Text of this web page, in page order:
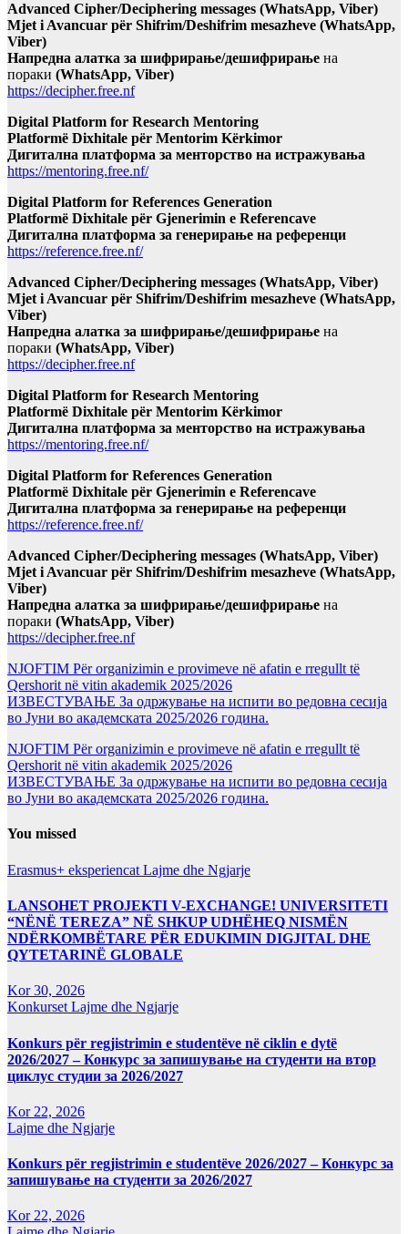
Advanced Cipher/Deciphering messages (WhatsApp, Viber)
Mjet i Avancuar për Shifrim/Deshifrim mesazheve (WhatsApp,
Viber)
Напредна алатка за шифрирање/дешифрирање на
пораки (WhatsApp, Viber)
https://decipher.free.nf
Digital Platform for Research Mentoring
Platformë Dixhitale për Mentorim Kërkimor
Дигитална платформа за менторство на истражувања
https://mentoring.free.nf/
Digital Platform for References Generation
Platformë Dixhitale për Gjenerimin e Referencave
Дигитална платформа за генерирање на референци
https://reference.free.nf/
Advanced Cipher/Deciphering messages (WhatsApp, Viber)
Mjet i Avancuar për Shifrim/Deshifrim mesazheve (WhatsApp,
Viber)
Напредна алатка за шифрирање/дешифрирање на
пораки (WhatsApp, Viber)
https://decipher.free.nf
Digital Platform for Research Mentoring
Platformë Dixhitale për Mentorim Kërkimor
Дигитална платформа за менторство на истражувања
https://mentoring.free.nf/
Digital Platform for References Generation
Platformë Dixhitale për Gjenerimin e Referencave
Дигитална платформа за генерирање на референци
https://reference.free.nf/
Advanced Cipher/Deciphering messages (WhatsApp, Viber)
Mjet i Avancuar për Shifrim/Deshifrim mesazheve (WhatsApp,
Viber)
Напредна алатка за шифрирање/дешифрирање на
пораки (WhatsApp, Viber)
https://decipher.free.nf
NJOFTIM Për organizimin e provimeve në afatin e rregullt të
Qershorit në vitin akademik 2025/2026
ИЗВЕСТУВАЊЕ За одржување на испити во редовна сесија
во Јуни во академската 2025/2026 година.
NJOFTIM Për organizimin e provimeve në afatin e rregullt të
Qershorit në vitin akademik 2025/2026
ИЗВЕСТУВАЊЕ За одржување на испити во редовна сесија
во Јуни во академската 2025/2026 година.
You missed
Erasmus+ eksperiencat Lajme dhe Ngjarje
LANSOHET PROJEKTI V-EXCHANGE! UNIVERSITETI
“NËNË TEREZA” NË SHKUP UDHËHEQ NISMËN
NDËRKOMBËTARE PËR EDUKIMIN DIGJITAL DHE
QYTETARINË GLOBALE
Kor 30, 2026
Konkurset Lajme dhe Ngjarje
Konkurs për regjistrimin e studentëve në ciklin e dytë
2026/2027 – Конкурс за запишување на студенти на втор
циклус студии за 2026/2027
Kor 22, 2026
Lajme dhe Ngjarje
Konkurs për regjistrimin e studentëve 2026/2027 – Конкурс за
запишување на студенти за 2026/2027
Kor 22, 2026